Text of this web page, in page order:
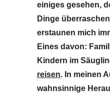
einiges gesehen,
Dinge
erstaunen mich
Eines davon:
Kindern im
reisen. In meinen
wahnsinnige